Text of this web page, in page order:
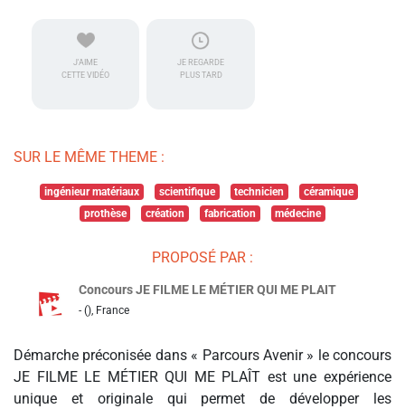
J'AIME
CETTE VIDÉO
JE REGARDE
PLUS TARD
SUR LE MÊME THEME :
ingénieur matériaux scientifique technicien
céramique
prothèse
création fabrication médecine
PROPOSÉ PAR :
Concours JE FILME LE MÉTIER QUI ME PLAIT
- (), France
Démarche préconisée dans « Parcours Avenir » le concours
JE FILME LE MÉTIER QUI ME PLAÎT est une expérience
unique et originale qui permet de développer les